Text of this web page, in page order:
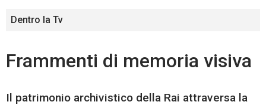
Dentro la Tv
Frammenti di memoria visiva
Il patrimonio archivistico della Rai attraversa la